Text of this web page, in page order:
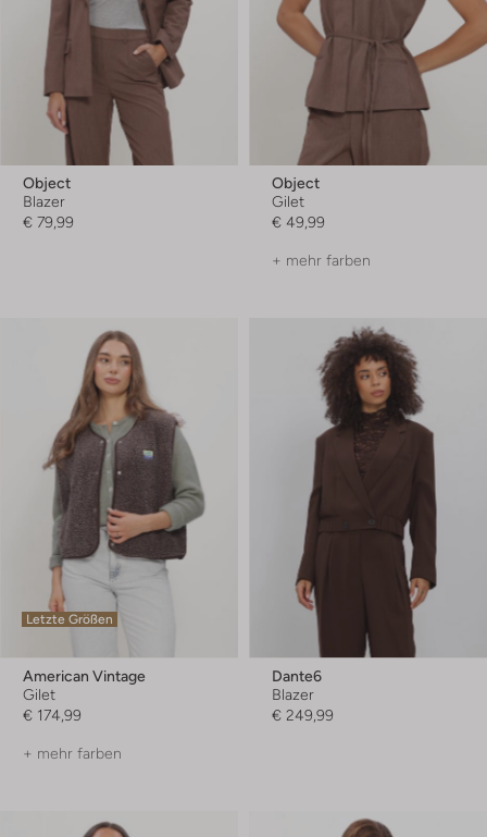
Object
Blazer
€ 79,99
Object
Gilet
€ 49,99
+ mehr farben
Letzte Größen
American Vintage
Gilet
€ 174,99
+ mehr farben
Dante6
Blazer
€ 249,99